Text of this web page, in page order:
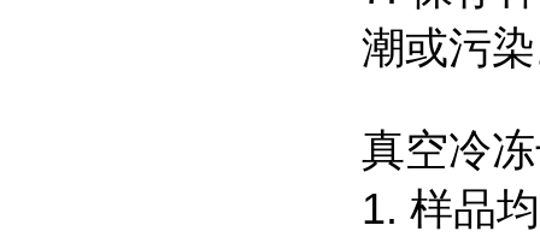
潮或污
真空冷
1. 样品